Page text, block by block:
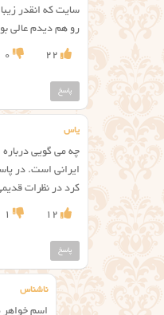
سایت که انقدر
رو هم دیدم عالی
22
0
پاسخ
یاس
چه می گویی
ایرانی است. در
کرد در نظرات
12
1
پاسخ
ناشناس
اسم